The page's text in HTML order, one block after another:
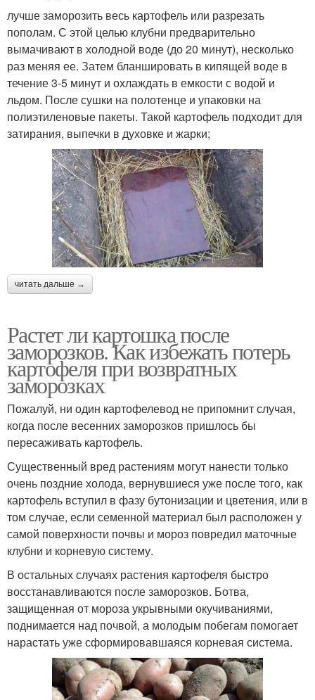
лучше заморозить весь картофель или разрезать
пополам. С этой целью клубни предварительно
вымачивают в холодной воде (до 20 минут), несколько
раз меняя ее. Затем бланшировать в кипящей воде в
течение 3-5 минут и охлаждать в емкости с водой и
льдом. После сушки на полотенце и упаковки на
полиэтиленовые пакеты. Такой картофель подходит для
затирания, выпечки в духовке и жарки;
читать дальше →
Растет ли картошка после
заморозков. Как избежать потерь
картофеля при возвратных
заморозках
Пожалуй, ни один картофелевод не припомнит случая,
когда после весенних заморозков пришлось бы
пересаживать картофель.
Существенный вред растениям могут нанести только
очень поздние холода, вернувшиеся уже после того, как
картофель вступил в фазу бутонизации и цветения, или в
том случае, если семенной материал был расположен у
самой поверхности почвы и мороз повредил маточные
клубни и корневую систему.
В остальных случаях растения картофеля быстро
восстанавливаются после заморозков. Ботва,
защищенная от мороза укрывными окучиваниями,
поднимается над почвой, а молодым побегам помогает
нарастать уже сформировавшаяся корневая система.